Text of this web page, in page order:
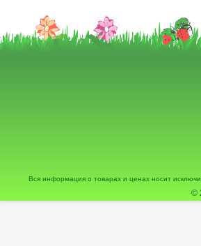
Вся информация о товарах и ценах носит
©